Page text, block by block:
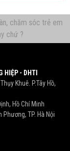
chăm sóc trẻ em
chứ ?
HIỆP - DHTI
Khuê. P.Tây Hồ,
Hồ Chí Minh
TP. Hà Nội